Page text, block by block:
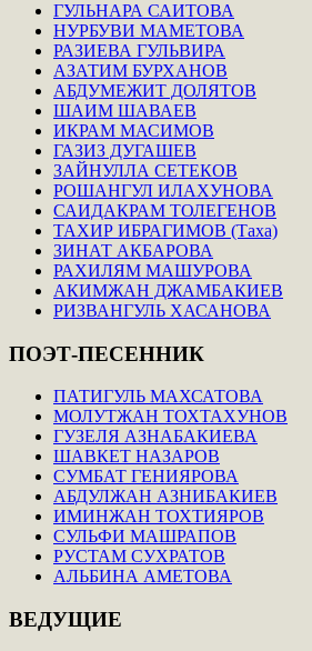
ГУЛЬНАРА САИТОВА
НУРБУВИ МАМЕТОВА
РАЗИЕВА ГУЛЬВИРА
АЗАТИМ БУРХАНОВ
АБДУМЕЖИТ ДОЛЯТОВ
ШАИМ ШАВАЕВ
ИКРАМ МАСИМОВ
ГАЗИЗ ДУГАШЕВ
ЗАЙНУЛЛА СЕТЕКОВ
РОШАНГУЛ ИЛАХУНОВА
САИДАКРАМ ТОЛЕГЕНОВ
ТАХИР ИБРАГИМОВ (Таха)
ЗИНАТ АКБАРОВА
РАХИЛЯМ МАШУРОВА
АКИМЖАН ДЖАМБАКИЕВ
РИЗВАНГУЛЬ ХАСАНОВА
ПОЭТ-ПЕСЕННИК
ПАТИГУЛЬ МАХСАТОВА
МОЛУТЖАН ТОХТАХУНОВ
ГУЗЕЛЯ АЗНАБАКИЕВА
ШАВКЕТ НАЗАРОВ
СУМБАТ ГЕНИЯРОВА
АБДУЛЖАН АЗНИБАКИЕВ
ИМИНЖАН ТОХТИЯРОВ
СУЛЬФИ МАШРАПОВ
РУСТАМ СУХРАТОВ
АЛЬБИНА АМЕТОВА
ВЕДУЩИЕ